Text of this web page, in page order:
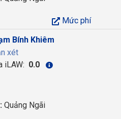
Mức phí
Bính Khiêm
xét
iLAW: 0.0
Quảng Ngãi